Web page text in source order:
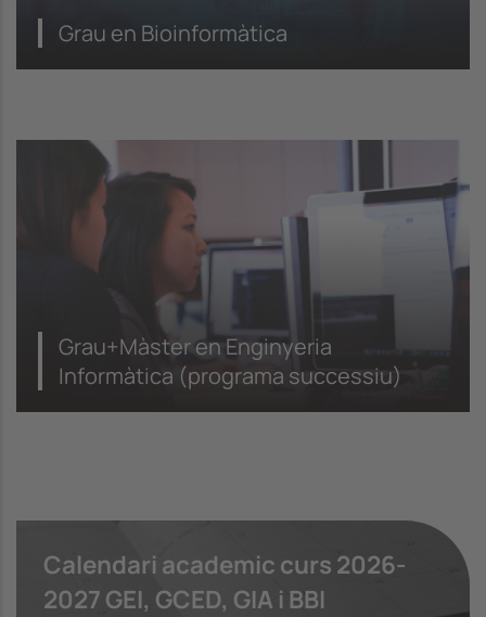
Grau en Bioinformàtica
Grau+Màster en Enginyeria
Informàtica (programa successiu)
Calendari academic curs 2026-
2027 GEI, GCED, GIA i BBI